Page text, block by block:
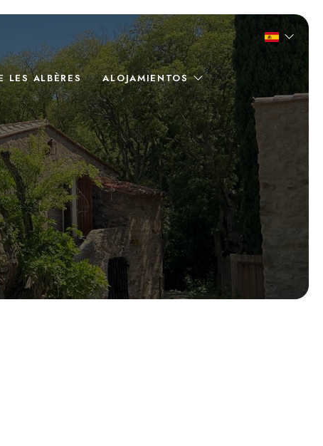
LES ALBÈRES ALOJAMIENTOS